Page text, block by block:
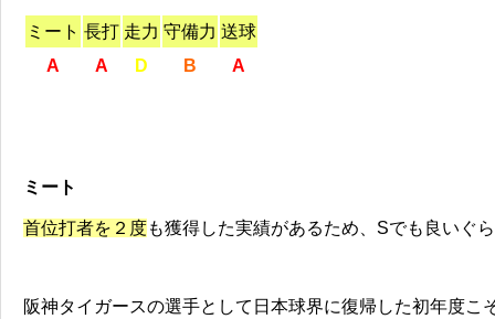
ミート 長打 走力 守備力 送球
A
A D B A
ミート
首位打者を２度も獲得した実績があるため、Sでも良いぐ
阪神タイガースの選手として日本球界に復帰した初年度こ